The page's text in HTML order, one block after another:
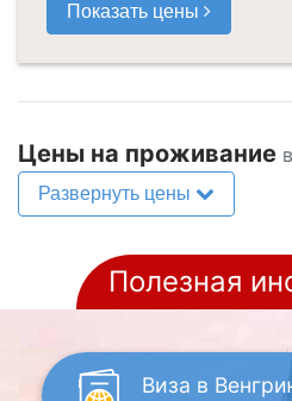
Показать цены
Цены на проживание
Развернуть цены
Полезная
Виза в